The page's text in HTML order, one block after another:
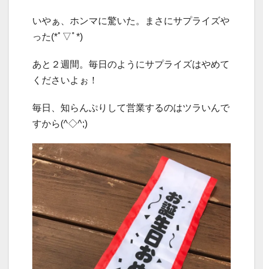
いやぁ、ホンマに驚いた。まさにサプライズや
った(*ﾟ▽ﾟ*)
あと２週間。毎日のようにサプライズはやめて
くださいよぉ！
毎日、知らんぷりして営業するのはツラいんで
すから(^◇^;)